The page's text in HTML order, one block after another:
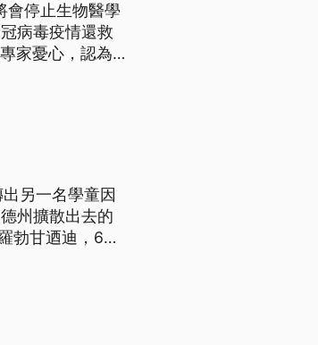
會停止生物醫學
病毒疫情還救
家憂心，認為政
另一名學童因
州擴散出去的
勃甘迺迪，6日